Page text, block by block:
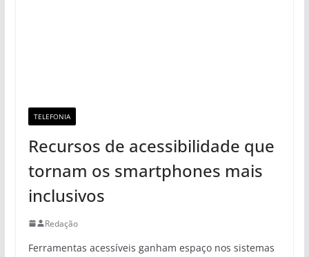
TELEFONIA
Recursos de acessibilidade que
tornam os smartphones mais
inclusivos
Redação
Ferramentas acessíveis ganham espaço nos sistemas